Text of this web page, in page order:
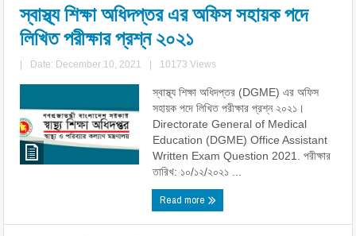
স্বাস্থ্য শিক্ষা অধিদপ্তর এর অফিস সহায়ক পদে
লিখিত পরীক্ষার প্রশ্ন ২০২১
Date: December 10, 2021 10173 Views
স্বাস্থ্য শিক্ষা অধিদপ্তর (DGME) এর অফিস
সহায়ক পদে লিখিত পরীক্ষার প্রশ্ন ২০২১।
Directorate General of Medical
Education (DGME) Office Assistant
Written Exam Question 2021. পরীক্ষার
তারিখ: ১০/১২/২০২১ ...
Read more